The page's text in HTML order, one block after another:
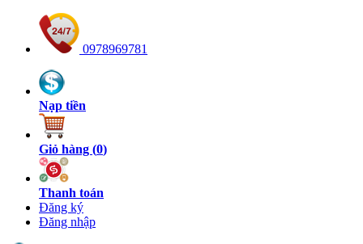
0978969781
Nạp tiền
Giỏ hàng (0)
Thanh toán
Đăng ký
Đăng nhập